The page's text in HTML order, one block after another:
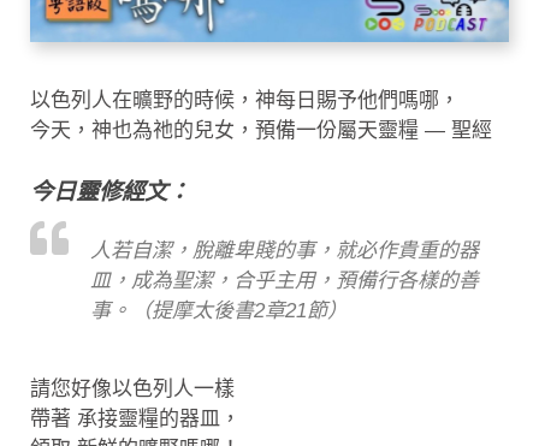
以色列人在曠野的時候，神每日賜予他們嗎哪，
今天，神也為祂的兒女，預備一份屬天靈糧 — 聖經
今日靈修經文：
人若自潔，脫離卑賤的事，就必作貴重的器
皿，成為聖潔，合乎主用，預備行各樣的善
事。（提摩太後書2章21節）
請您好像以色列人一樣
帶著 承接靈糧的器皿，